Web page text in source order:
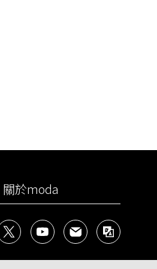
關於moda
X YouTube民意信箱雙語